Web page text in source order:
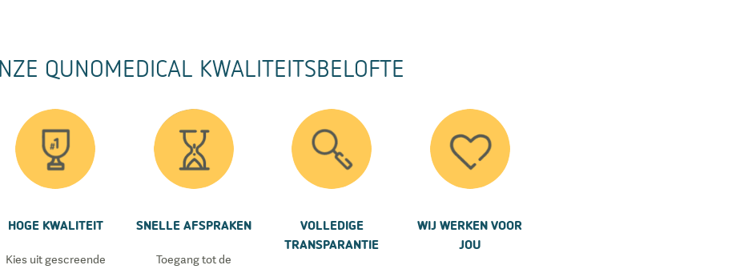
QUNOMEDICAL KWALITEITSBELOFTE
HOGE KWALITEIT
Kies uit gescreende
SNELLE AFSPRAKEN
Toegang tot de
VOLLEDIGE
TRANSPARANTIE
WIJ WERKEN VOOR
JOU